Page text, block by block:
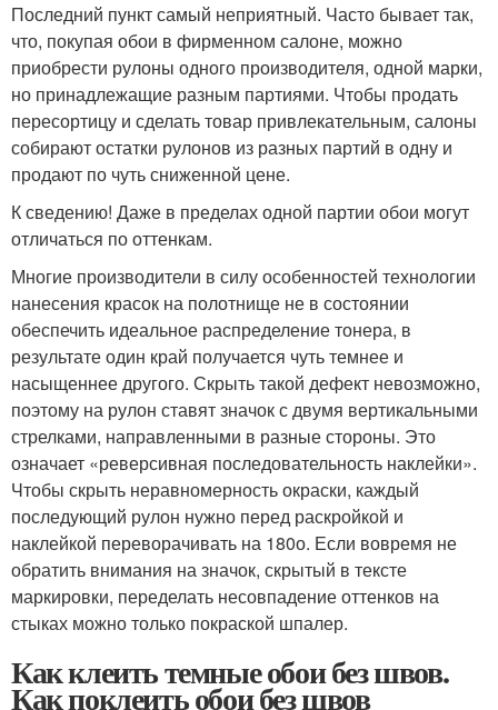
Последний пункт самый неприятный. Часто бывает так,
что, покупая обои в фирменном салоне, можно
приобрести рулоны одного производителя, одной марки,
но принадлежащие разным партиями. Чтобы продать
пересортицу и сделать товар привлекательным, салоны
собирают остатки рулонов из разных партий в одну и
продают по чуть сниженной цене.
К сведению! Даже в пределах одной партии обои могут
отличаться по оттенкам.
Многие производители в силу особенностей технологии
нанесения красок на полотнище не в состоянии
обеспечить идеальное распределение тонера, в
результате один край получается чуть темнее и
насыщеннее другого. Скрыть такой дефект невозможно,
поэтому на рулон ставят значок с двумя вертикальными
стрелками, направленными в разные стороны. Это
означает «реверсивная последовательность наклейки».
Чтобы скрыть неравномерность окраски, каждый
последующий рулон нужно перед раскройкой и
наклейкой переворачивать на 180о. Если вовремя не
обратить внимания на значок, скрытый в тексте
маркировки, переделать несовпадение оттенков на
стыках можно только покраской шпалер.
Как клеить темные обои без швов.
Как поклеить обои без швов